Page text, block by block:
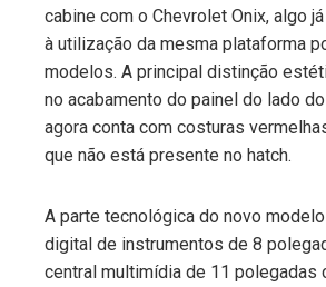
cabine com o Chevrolet Onix, algo
à utilização da mesma plataforma
modelos. A principal distinção
no acabamento do painel do lado
agora conta com costuras
que não está presente no hatch.
A parte tecnológica do novo
digital de instrumentos de 8
central multimídia de 11 polegadas